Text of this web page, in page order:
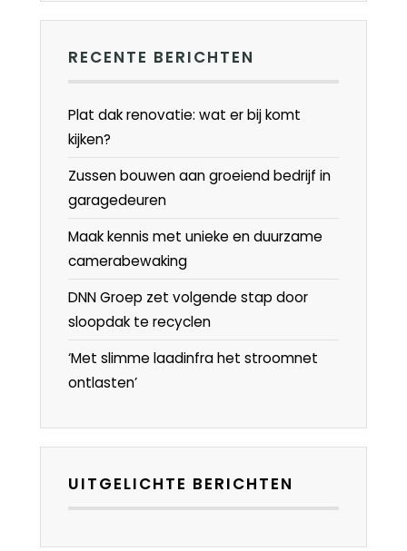
RECENTE BERICHTEN
Plat dak renovatie: wat er bij komt
kijken?
Zussen bouwen aan groeiend bedrijf in
garagedeuren
Maak kennis met unieke en duurzame
camerabewaking
DNN Groep zet volgende stap door
sloopdak te recyclen
‘Met slimme laadinfra het stroomnet
ontlasten’
UITGELICHTE BERICHTEN